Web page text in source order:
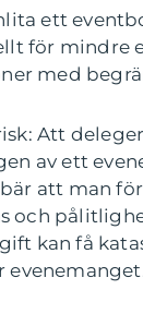
ett
för mindre
med
Att
av ett
att man
och
kan få